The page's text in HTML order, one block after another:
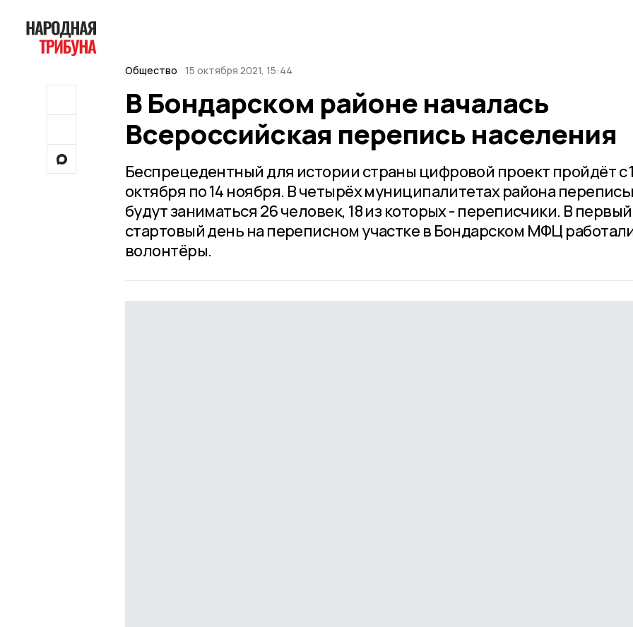
Общество 15 октября 2021, 15:44
В Бондарском районе началась
Всероссийская перепись населения
Беспрецедентный для истории страны цифровой проект пройдёт с
октября по 14 ноября. В четырёх муниципалитетах района
будут заниматься 26 человек, 18 из которых - переписчики. В первый
стартовый день на переписном участке в Бондарском МФЦ
волонтёры.